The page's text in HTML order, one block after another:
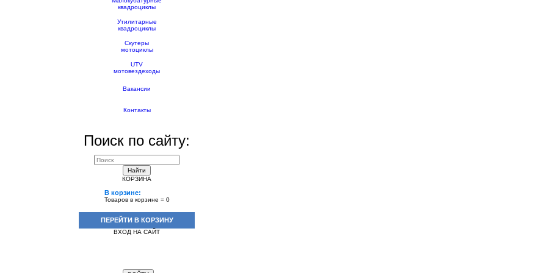
квадроциклы
Утилитарные
квадроциклы
Скутеры
мотоциклы
UTV
мотовездеходы
Вакансии
Контакты
Поиск по сайту:
Найти
КОРЗИНА
В корзине:
Товаров в корзине = 0
ПЕРЕЙТИ В КОРЗИНУ
ВХОД НА САЙТ